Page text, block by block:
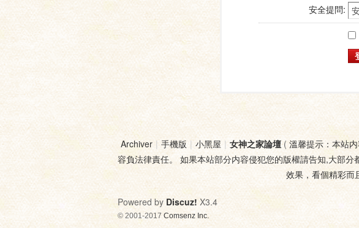
安全提問:
Archiver | 手機版 | 小黑屋 | 女神之家論壇( 溫馨提示：本站
容負法律責任。 如果本站部分内容侵犯您的版權請告知,大部
效果，看個精彩而
Powered by Discuz! X3.4
© 2001-2017 Comsenz Inc.